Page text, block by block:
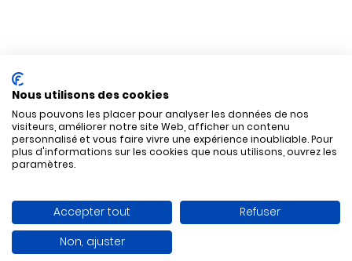
Nous utilisons des cookies
Nous pouvons les placer pour analyser les données de nos
visiteurs, améliorer notre site Web, afficher un contenu
personnalisé et vous faire vivre une expérience inoubliable. Pour
plus d'informations sur les cookies que nous utilisons, ouvrez les
paramètres.
Accepter tout
Refuser
Non, ajuster